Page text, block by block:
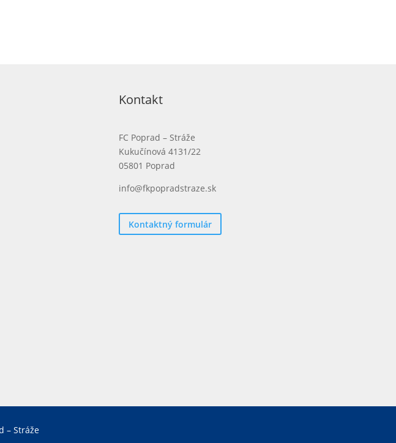
Kontakt
FC Poprad – Stráže
Kukučínová 4131/22
05801 Poprad
info@fkpopradstraze.sk
Kontaktný formulár
– Stráže